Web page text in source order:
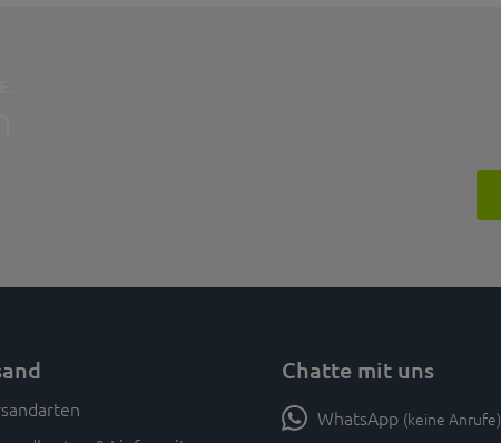
Chatte mit uns
WhatsApp (keine Anrufe)